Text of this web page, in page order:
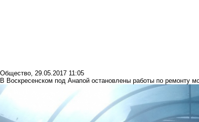
Общество, 29.05.2017 11:05
В Воскресенском под Анапой остановлены работы по ремонту